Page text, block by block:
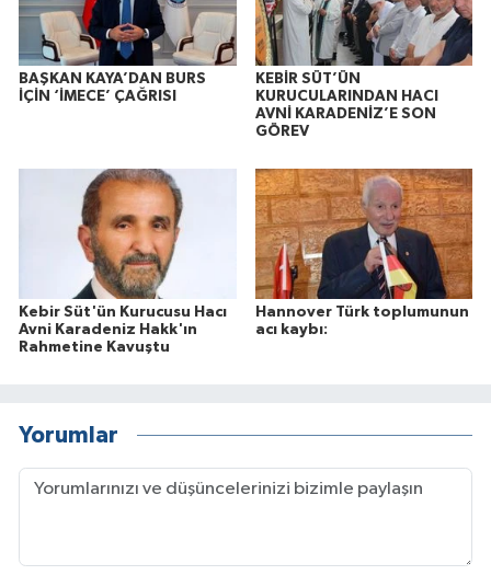
BAŞKAN KAYA’DAN BURS
İÇİN ‘İMECE’ ÇAĞRISI
KEBİR SÜT’ÜN
KURUCULARINDAN HACI
AVNİ KARADENİZ’E SON
GÖREV
Kebir Süt'ün Kurucusu Hacı
Avni Karadeniz Hakk'ın
Rahmetine Kavuştu
Hannover Türk toplumunun
acı kaybı:
Yorumlar